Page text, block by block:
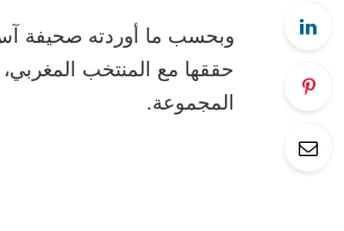
وبحسب ما أوردته صحيفة
حققها مع المنتخب
المجموعة.